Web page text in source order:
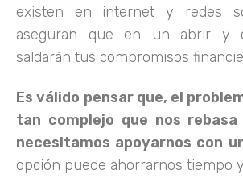
existen en internet y redes
aseguran que en un abrir y
saldarán tus compromisos
Es válido pensar que, el
tan complejo que nos
necesitamos apoyarnos con
opción puede ahorrarnos tiempo